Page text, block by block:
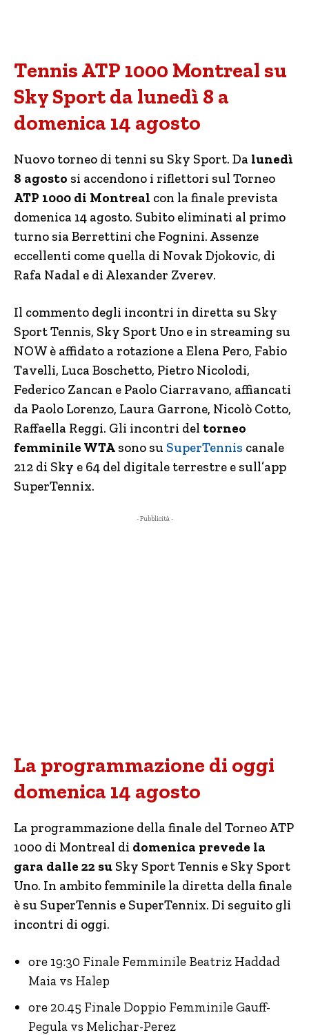
Tennis ATP 1000 Montreal su
Sky Sport da lunedì 8 a
domenica 14 agosto
Nuovo torneo di tenni su Sky Sport. Da lunedì
8 agosto si accendono i riflettori sul Torneo
ATP 1000 di Montreal con la finale prevista
domenica 14 agosto. Subito eliminati al primo
turno sia Berrettini che Fognini. Assenze
eccellenti come quella di Novak Djokovic, di
Rafa Nadal e di Alexander Zverev.
Il commento degli incontri in diretta su Sky
Sport Tennis, Sky Sport Uno e in streaming su
NOW è affidato a rotazione a Elena Pero, Fabio
Tavelli, Luca Boschetto, Pietro Nicolodi,
Federico Zancan e Paolo Ciarravano, affiancati
da Paolo Lorenzo, Laura Garrone, Nicolò Cotto,
Raffaella Reggi. Gli incontri del torneo
femminile WTA sono su SuperTennis canale
212 di Sky e 64 del digitale terrestre e sull’app
SuperTennix.
- Pubblicità -
La programmazione di oggi
domenica 14 agosto
La programmazione della finale del Torneo ATP
1000 di Montreal di domenica prevede la
gara dalle 22 su Sky Sport Tennis e Sky Sport
Uno. In ambito femminile la diretta della finale
è su SuperTennis e SuperTennix. Di seguito gli
incontri di oggi.
ore 19:30 Finale Femminile Beatriz Haddad
Maia vs Halep
ore 20.45 Finale Doppio Femminile Gauff-
Pegula vs Melichar-Perez